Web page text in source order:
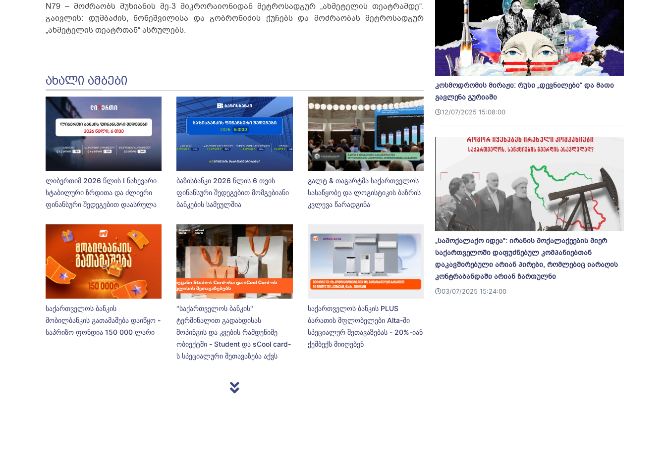
N79 – მოძრაობს მუხიანის მე-3 მიკრორაიონიდან მეტროსადგურ „ახმეტელის თეატრამდე“.
გაივლის: დუმბაძის, ნონეშვილისა და გობრონიძის ქუჩებს და მოძრაობას მეტროსადგურ
„ახმეტელის თეატრთან“ ასრულებს.
ᲐᲮᲐᲚᲘ ᲐᲛᲑᲔᲑᲘ
ლიბერთიმ 2026 წლის I ნახევარი
სტაბილური ზრდითა და ძლიერი
ფინანსური შედეგებით დაასრულა
ბაზისბანკი 2026 წლის 6 თვის
ფინანსური შედეგებით მომგებიანი
ბანკების სამეულშია
გალტ & თაგარტმა საქართველოს
სასაწყობე და ლოგისტიკის ბაზრის
კვლევა წარადგინა
საქართველოს ბანკის
მობილბანკის გათამაშება დაიწყო -
საპრიზო ფონდია 150 000 ლარი
"საქართველოს ბანკის"
ტერმინალით გადახდისას
შოპინგის და კვების რამდენიმე
ობიექტში - Student და sCool card-
ს სპეციალური შეთავაზება აქვს
საქართველოს ბანკის PLUS
ბარათის მფლობელები Alta-ში
სპეციალურ შეთავაზებას - 20%-იან
ქეშბექს მიიღებენ
კოსმოდრომის მირაჟი: რუსი „დევნილები“ და მათი
გავლენა გურიაში
12/07/2025 15:08:00
„სამოქალაქო იდეა“: ირანის მოქალაქეების მიერ
საქართველოში დაფუძნებულ კომპანიებთან
დაკავშირებული არიან პირები, რომლებიც იარაღის
კონტრაბანდაში არიან ჩართულნი
03/07/2025 15:24:00